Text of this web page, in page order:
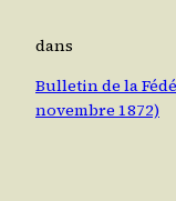
dans
Bulletin de la
novembre 1872)